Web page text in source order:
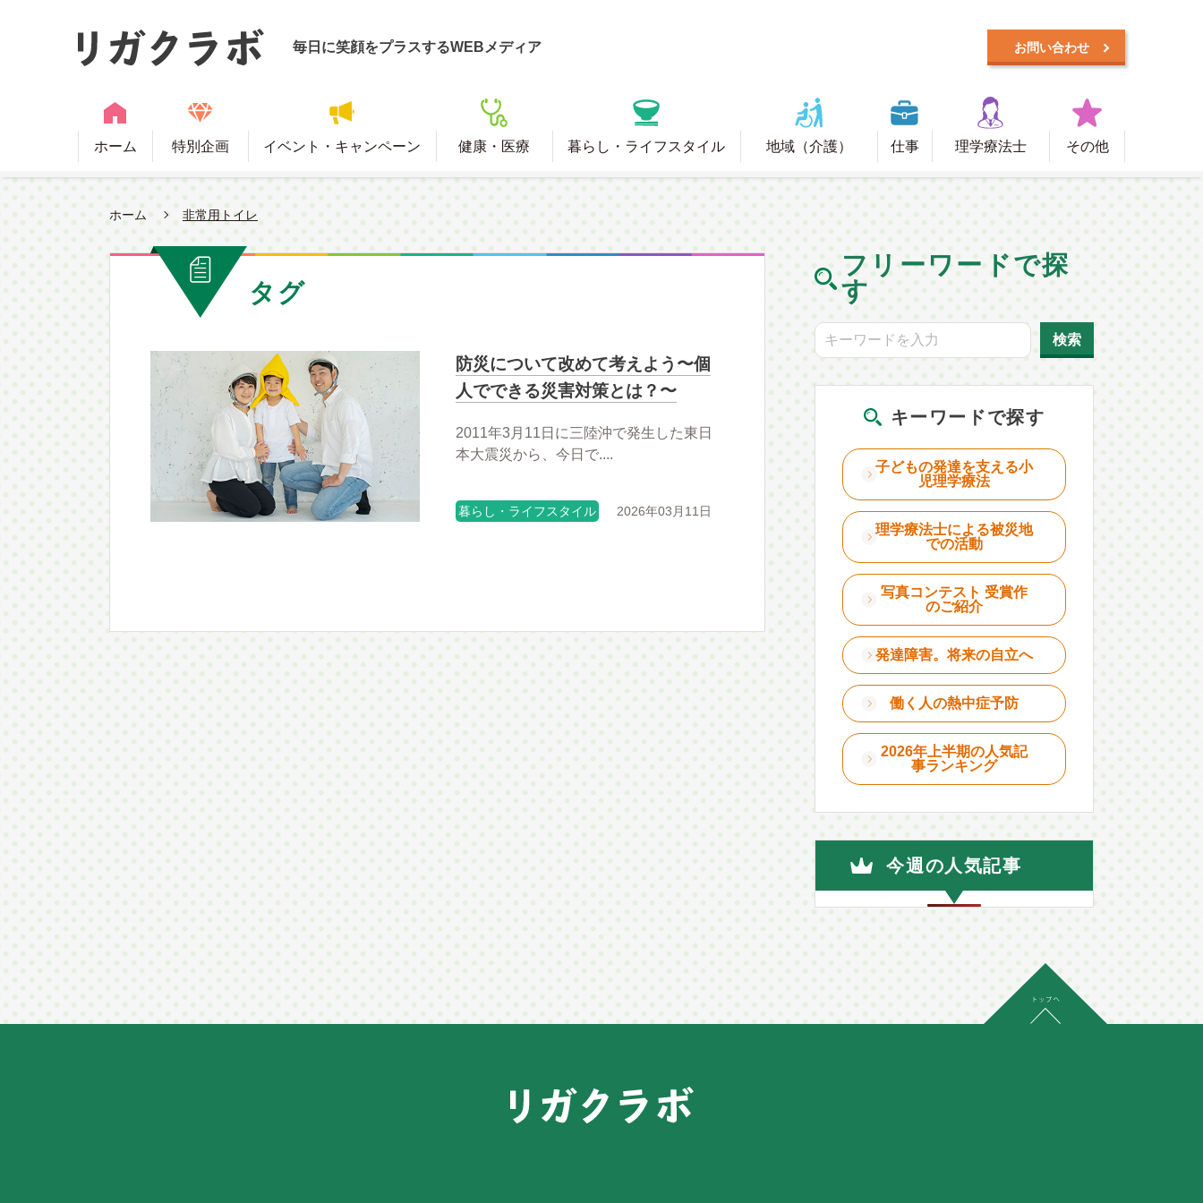
毎日に笑顔をプラスするWEBメディア お問い合わせ
ホーム 特別企画 イベント・キャンペーン 健康・医療 暮らし・ライフスタイル 地域（介護） 仕事 理学療法士 その他
ホーム 非常用トイレ
タグ
防災について改めて考えよう〜個
人でできる災害対策とは？〜
2011年3月11日に三陸沖で発生した東日
本大震災から、今日で....
暮らし・ライフスタイル 2026年03月11日
フリーワードで探
す
キーワードで探す
子どもの発達を支える小
児理学療法
理学療法士による被災地
での活動
写真コンテスト 受賞作
のご紹介
発達障害。将来の自立へ
働く人の熱中症予防
2026年上半期の人気記
事ランキング
今週の人気記事